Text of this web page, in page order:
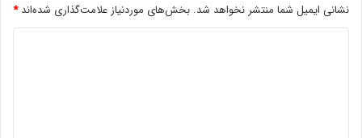
نشانی ایمیل شما منتشر نخواهد شد. بخش‌های موردنیاز علامت‌گذاری شده‌اند*